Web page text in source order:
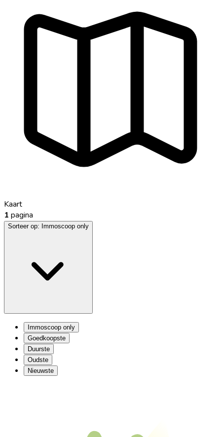
Kaart
1 pagina
Sorteer op: Immoscoop only
Immoscoop only
Goedkoopste
Duurste
Oudste
Nieuwste